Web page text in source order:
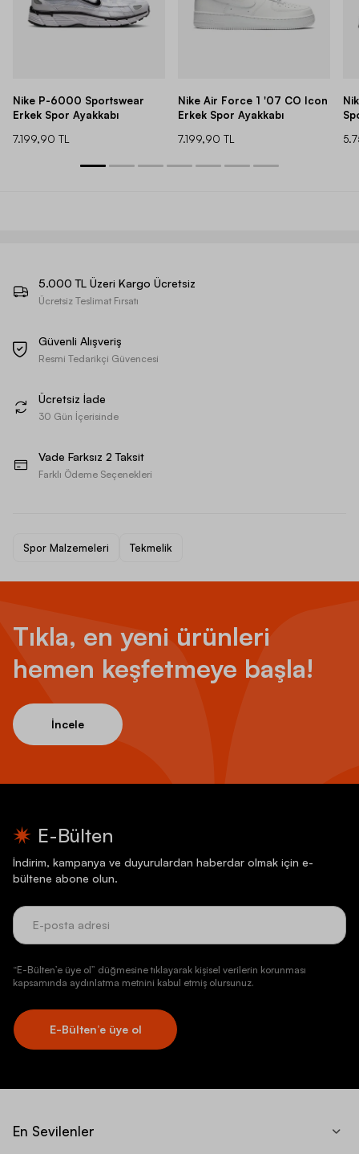
Nike P-6000 Sportswear
Erkek Spor Ayakkabı
7.199,90 TL
Nike Air Force 1 '07 CO Icon
Erkek Spor Ayakkabı
7.199,90 TL
5.000 TL Üzeri Kargo Ücretsiz
Ücretsiz Teslimat Fırsatı
Güvenli Alışveriş
Resmi Tedarikçi Güvencesi
Ücretsiz İade
30 Gün İçerisinde
Vade Farksız 2 Taksit
Farklı Ödeme Seçenekleri
Spor Malzemeleri Tekmelik
Tıkla, en yeni ürünleri
hemen keşfetmeye başla!
İncele
E-Bülten
İndirim, kampanya ve duyurulardan haberdar olmak için e-
bültene abone olun.
“E-Bülten’e üye ol” düğmesine tıklayarak kişisel verilerin korunması
kapsamında aydınlatma metnini kabul etmiş olursunuz.
E-Bülten’e üye ol
En Sevilenler